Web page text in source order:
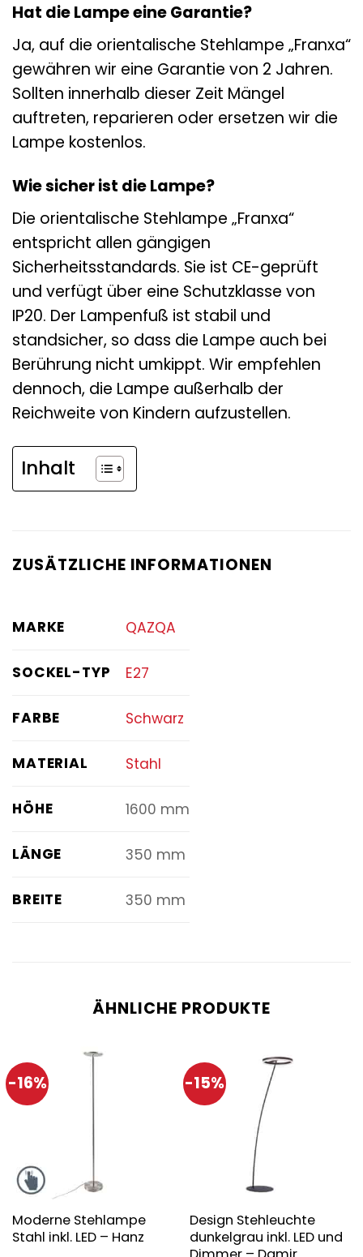
Hat die Lampe eine Garantie?
Ja, auf die orientalische Stehlampe „Franxa“
gewähren wir eine Garantie von 2 Jahren.
Sollten innerhalb dieser Zeit Mängel
auftreten, reparieren oder ersetzen wir die
Lampe kostenlos.
Wie sicher ist die Lampe?
Die orientalische Stehlampe „Franxa“
entspricht allen gängigen
Sicherheitsstandards. Sie ist CE-geprüft
und verfügt über eine Schutzklasse von
IP20. Der Lampenfuß ist stabil und
standsicher, so dass die Lampe auch bei
Berührung nicht umkippt. Wir empfehlen
dennoch, die Lampe außerhalb der
Reichweite von Kindern aufzustellen.
Inhalt
ZUSÄTZLICHE INFORMATIONEN
MARKE QAZQA
SOCKEL-TYP E27
FARBE Schwarz
MATERIAL Stahl
HÖHE 1600 mm
LÄNGE 350 mm
BREITE 350 mm
ÄHNLICHE PRODUKTE
-16%
Moderne Stehlampe
Stahl inkl. LED – Hanz
-15%
Design Stehleuchte
dunkelgrau inkl. LED und